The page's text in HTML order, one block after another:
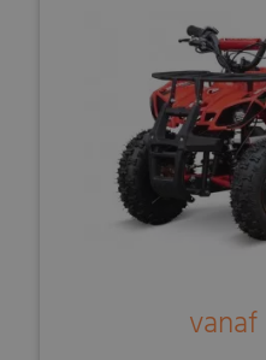
vanaf